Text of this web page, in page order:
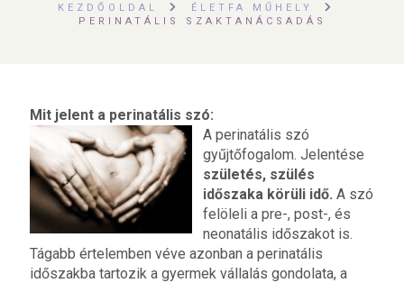
KEZDŐOLDAL
ÉLETFA MŰHELY
PERINATÁLIS SZAKTANÁCSADÁS
Mit jelent a perinatális szó:
A perinatális szó
gyűjtőfogalom. Jelentése
születés, szülés
időszaka körüli idő. A szó
felöleli a pre-, post-, és
neonatális időszakot is.
Tágabb értelemben véve azonban a perinatális
időszakba tartozik a gyermek vállalás gondolata, a